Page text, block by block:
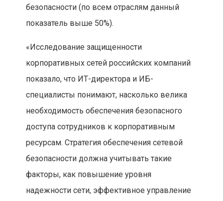
безопасности (по всем отраслям данный
показатель выше 50%).
«Исследование защищенности
корпоративных сетей российских компаний
показало, что ИТ-директора и ИБ-
специалисты понимают, насколько велика
необходимость обеспечения безопасного
доступа сотрудников к корпоративным
ресурсам. Стратегия обеспечения сетевой
безопасности должна учитывать такие
факторы, как повышение уровня
надежности сети, эффективное управление